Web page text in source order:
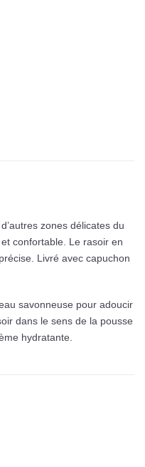
zones délicates du
confortable. Le rasoir en
Livré avec capuchon
savonneuse pour adoucir
dans le sens de la pousse
hydratante.